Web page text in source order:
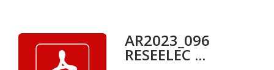
AR2023_096
RESEELEC ...